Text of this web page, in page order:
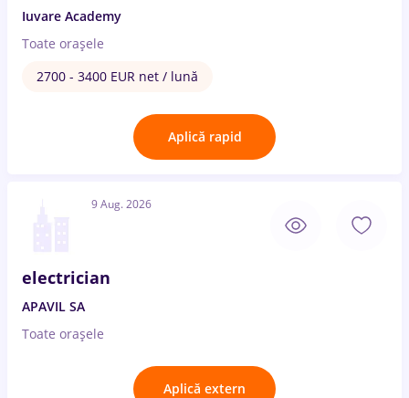
Iuvare Academy
Toate oraşele
2700 - 3400 EUR net / lună
Aplică rapid
9 Aug. 2026
electrician
APAVIL SA
Toate oraşele
Aplică extern